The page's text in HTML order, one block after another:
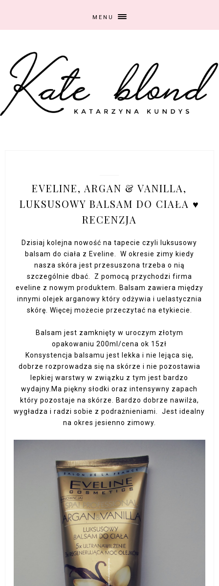
MENU
EVELINE, ARGAN & VANILLA,
LUKSUSOWY BALSAM DO CIAŁA ♥
RECENZJA
Dzisiaj kolejna nowość na tapecie czyli luksusowy
balsam do ciała z Eveline. W okresie zimy kiedy
nasza skóra jest przesuszona trzeba o nią
szczególnie dbać. Z pomocą przychodzi firma
eveline z nowym produktem. Balsam zawiera między
innymi olejek arganowy który odżywia i uelastycznia
skórę. Więcej możecie przeczytać na etykiecie.
Balsam jest zamknięty w uroczym złotym
opakowaniu 200ml/cena ok 15zł
Konsystencja balsamu jest lekka i nie lejąca się,
dobrze rozprowadza się na skórze i nie pozostawia
lepkiej warstwy w związku z tym jest bardzo
wydajny.Ma piękny słodki oraz intensywny zapach
który pozostaje na skórze. Bardzo dobrze nawilża,
wygładza i radzi sobie z podrażnieniami. Jest idealny
na okres jesienno zimowy.